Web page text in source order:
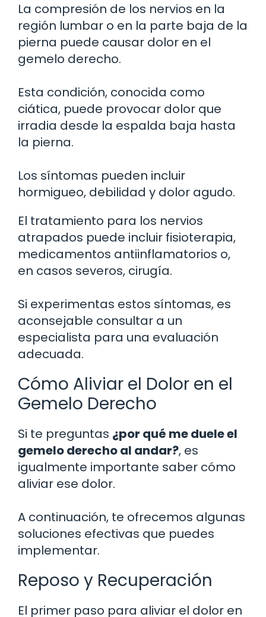
La compresión de los nervios en la
región lumbar o en la parte baja de la
pierna puede causar dolor en el
gemelo derecho.
Esta condición, conocida como
ciática, puede provocar dolor que
irradia desde la espalda baja hasta
la pierna.
Los síntomas pueden incluir
hormigueo, debilidad y dolor agudo.
El tratamiento para los nervios
atrapados puede incluir fisioterapia,
medicamentos antiinflamatorios o,
en casos severos, cirugía.
Si experimentas estos síntomas, es
aconsejable consultar a un
especialista para una evaluación
adecuada.
Cómo Aliviar el Dolor en el
Gemelo Derecho
Si te preguntas ¿por qué me duele el
gemelo derecho al andar?, es
igualmente importante saber cómo
aliviar ese dolor.
A continuación, te ofrecemos algunas
soluciones efectivas que puedes
implementar.
Reposo y Recuperación
El primer paso para aliviar el dolor en